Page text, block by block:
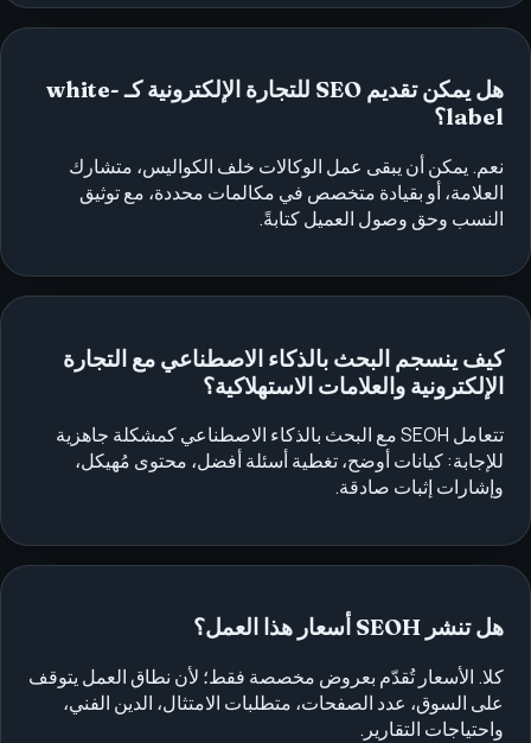
هل يمكن تقديم SEO للتجارة الإلكترونية كـ white-
label؟
نعم. يمكن أن يبقى عمل الوكالات خلف الكواليس، متشارك
العلامة، أو بقيادة متخصص في مكالمات محددة، مع توثيق
النسب وحق وصول العميل كتابةً.
كيف ينسجم البحث بالذكاء الاصطناعي مع التجارة
الإلكترونية والعلامات الاستهلاكية؟
تتعامل SEOH مع البحث بالذكاء الاصطناعي كمشكلة جاهزية
للإجابة: كيانات أوضح، تغطية أسئلة أفضل، محتوى مُهيكل،
وإشارات إثبات صادقة.
هل تنشر SEOH أسعار هذا العمل؟
كلا. الأسعار تُقدّم بعروض مخصصة فقط؛ لأن نطاق العمل يتوقف
على السوق، عدد الصفحات، متطلبات الامتثال، الدين الفني،
واحتياجات التقارير.